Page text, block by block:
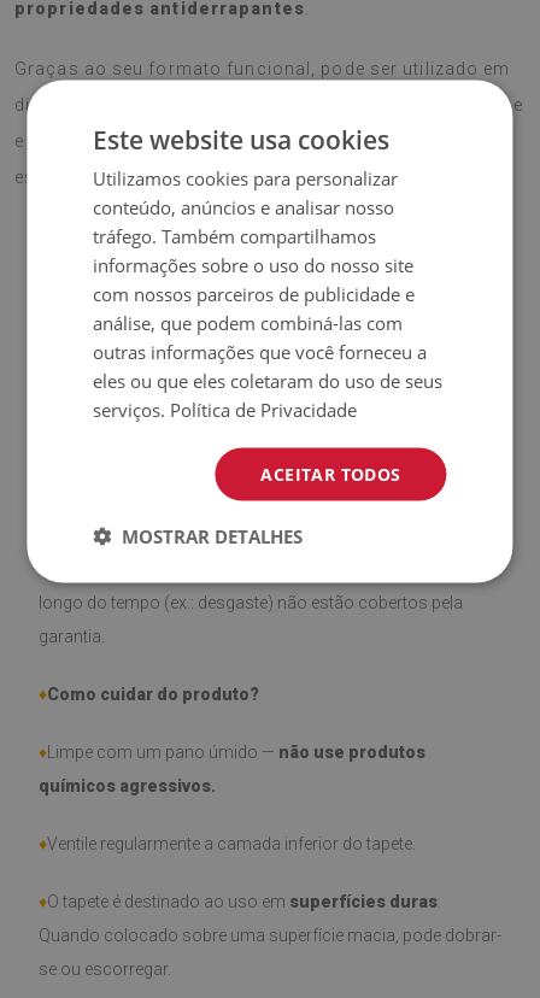
propriedades antiderrapantes
Graças ao seu formato funcional, pode ser utilizado em
diferentes superfícies duras, protegendo contra desgaste
e acrescentandoum toque profissional e elegante
espaço de trabalho.
Vinil revestido com malha PES.
1,6 mm.
Alta resistência a
Os tapetes não são antiderrapantes;
♦
longo do tempo (ex.: desgaste) não estão cobertos pela
garantia.
♦Como cuidar do produto?
♦ Limpe com um pano úmido — não use produtos
químicos agressivos.
♦Ventile regularmente a camada inferior do tapete.
♦O tapete é destinado ao uso em superfícies duras
Quando colocado sobre uma superfície macia, pode dobrar-
se ou escorregar.
Este website usa cookies
Utilizamos cookies para personalizar
conteúdo, anúncios e analisar nosso
tráfego. Também compartilhamos
informações sobre o uso do nosso site
com nossos parceiros de publicidade e
análise, que podem combiná-las com
outras informações que você forneceu a
eles ou que eles coletaram do uso de seus
serviços. Política de Privacidade
ACEITAR TODOS
MOSTRAR DETALHES